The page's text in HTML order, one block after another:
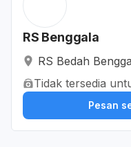
RS Benggala
RS Bedah
ad Yusuf
erang, Banten,
Tidak tersedia
Pesan